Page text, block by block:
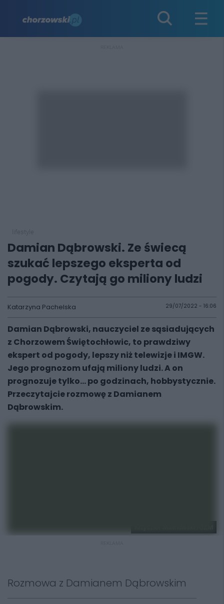
Damian Dąbrowski. Ze świecą
szukać lepszego eksperta od
pogody. Czytają go miliony ludzi
Katarzyna Pachelska 29/07/2022 - 16:06
Damian Dąbrowski, nauczyciel ze sąsiadujących
z Chorzowem Świętochłowic, to prawdziwy
ekspert od pogody, lepszy niż telewizje i IMGW.
Jego prognozom ufają miliony ludzi. A on
prognozuje tylko... po godzinach, hobbystycznie.
Przeczytajcie rozmowę z Damianem
Dąbrowskim.
Rozmowa z Damianem Dąbrowskim